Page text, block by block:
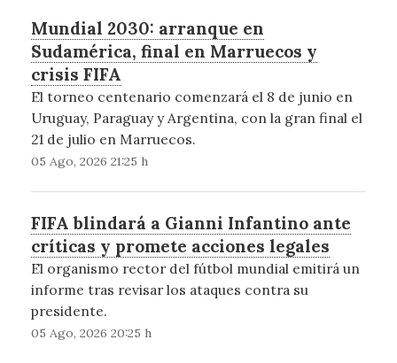
Mundial 2030: arranque en
Sudamérica, final en Marruecos y
crisis FIFA
El torneo centenario comenzará el 8 de junio en
Uruguay, Paraguay y Argentina, con la gran final el
21 de julio en Marruecos.
05 Ago, 2026 21:25 h
FIFA blindará a Gianni Infantino ante
críticas y promete acciones legales
El organismo rector del fútbol mundial emitirá un
informe tras revisar los ataques contra su
presidente.
05 Ago, 2026 20:25 h